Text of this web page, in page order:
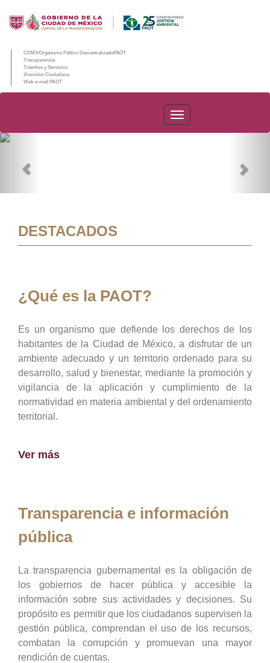
CDMX/Organismo Público Descentralizado/PAOT
Transparencia
Trámites y Servicios
Atención Ciudadana
Web e-mail PAOT
PAOT
DESTACADOS
¿Qué es la PAOT?
Es un organismo que defiende los derechos de los
habitantes de la Ciudad de México, a disfrutar de un
ambiente adecuado y un territorio ordenado para su
desarrollo, salud y bienestar, mediante la promoción y
vigilancia de la aplicación y cumplimiento de la
normatividad en materia ambiental y del ordenamiento
territorial.
Ver más
Transparencia e información
pública
La transparencia gubernamental es la obligación de
los gobiernos de hacer pública y accesible la
información sobre sus actividades y decisiones. Su
propósito es permitir que los ciudadanos supervisen la
gestión pública, comprendan el uso de los recursos,
combatan la corrupción y promuevan una mayor
rendición de cuentas.